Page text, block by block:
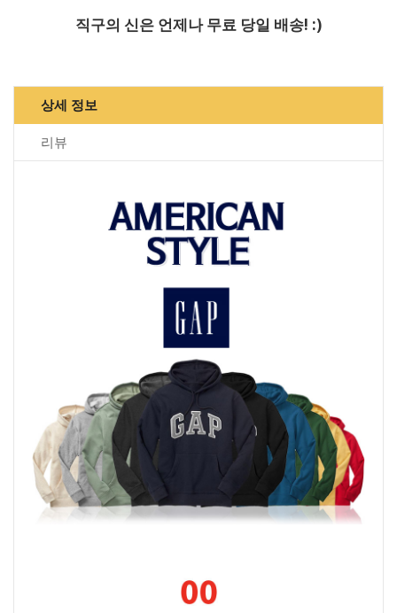
직구의 신은 언제나 무료 당일 배송! :)
상세 정보
리뷰